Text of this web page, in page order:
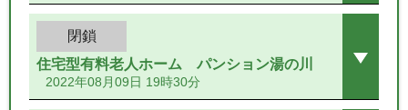
閉鎖
住宅型有料老人ホーム パンション湯の川
2022年08月09日 19時30分